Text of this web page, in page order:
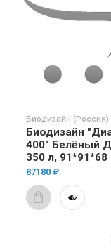
Биодизайн (Россия)
Биодизайн
400" Белёный
350 л, 91*91*68
87180 ₽